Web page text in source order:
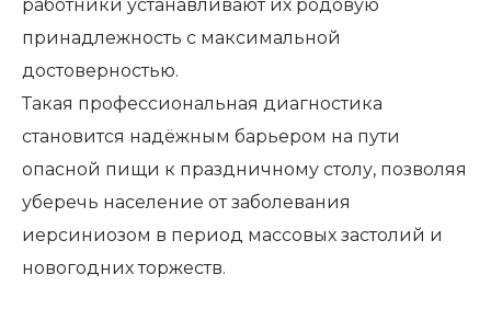
работники устанавливают их родовую
принадлежность с максимальной
достоверностью.
Такая профессиональная диагностика
становится надёжным барьером на пути
опасной пищи к праздничному столу, позволяя
уберечь население от заболевания
иерсиниозом в период массовых застолий и
новогодних торжеств.